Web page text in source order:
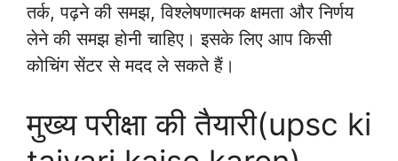
तर्क, पढ़ने की समझ, विश्लेषणात्मक क्षमता और निर्णय
लेने की समझ होनी चाहिए। इसके लिए आप किसी
कोचिंग सेंटर से मदद ले सकते हैं।
मुख्य परीक्षा की तैयारी(upsc ki